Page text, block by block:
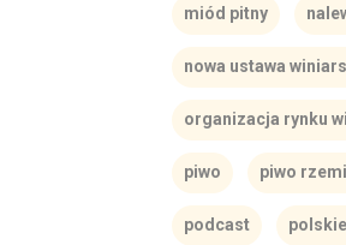
miód pitny
nowa ustawa
organizacja rynku
piwo piwo
podcast